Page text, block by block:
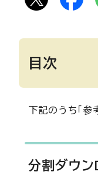
目次
下記のうち「参
分割ダウン